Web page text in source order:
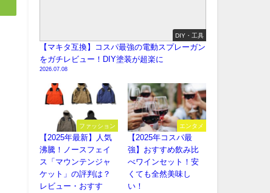
DIY・工具
【マキタ互換】コスパ最強の電動スプレーガン
をガチレビュー！DIY塗装が超楽に
2026.07.08
ファッション
【2025年最新】人気
沸騰！ノースフェイ
ス「マウンテンジャ
ケット」の評判は？
レビュー・おすす
エンタメ
【2025年コスパ最
強】おすすめ飲み比
べワインセット！安
くても全然美味し
い！